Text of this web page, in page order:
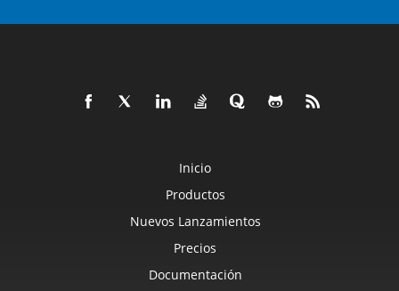
Inicio
Productos
Nuevos Lanzamientos
Precios
Documentación